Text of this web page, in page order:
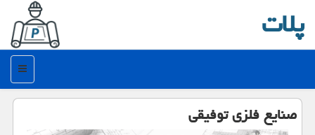
پلات
منو
صنایع فلزی توفیقی